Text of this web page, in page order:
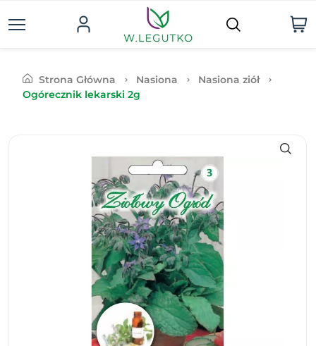
Strona Główna Nasiona
Nasiona ziół
Ogórecznik lekarski 2g